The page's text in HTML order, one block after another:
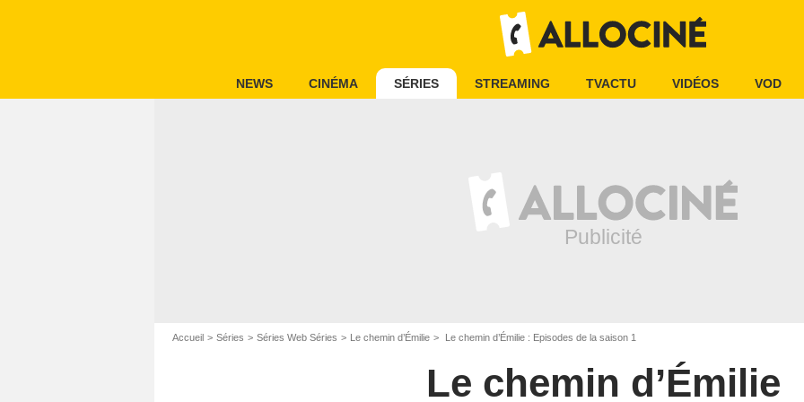
NEWS CINÉMA SÉRIES STREAMING TVACTU VIDÉOS VOD
Accueil Séries Séries Web Séries Le chemin d’Émilie Le chemin d’Émilie : Episodes de la saison 1
Le chemin d’Émilie